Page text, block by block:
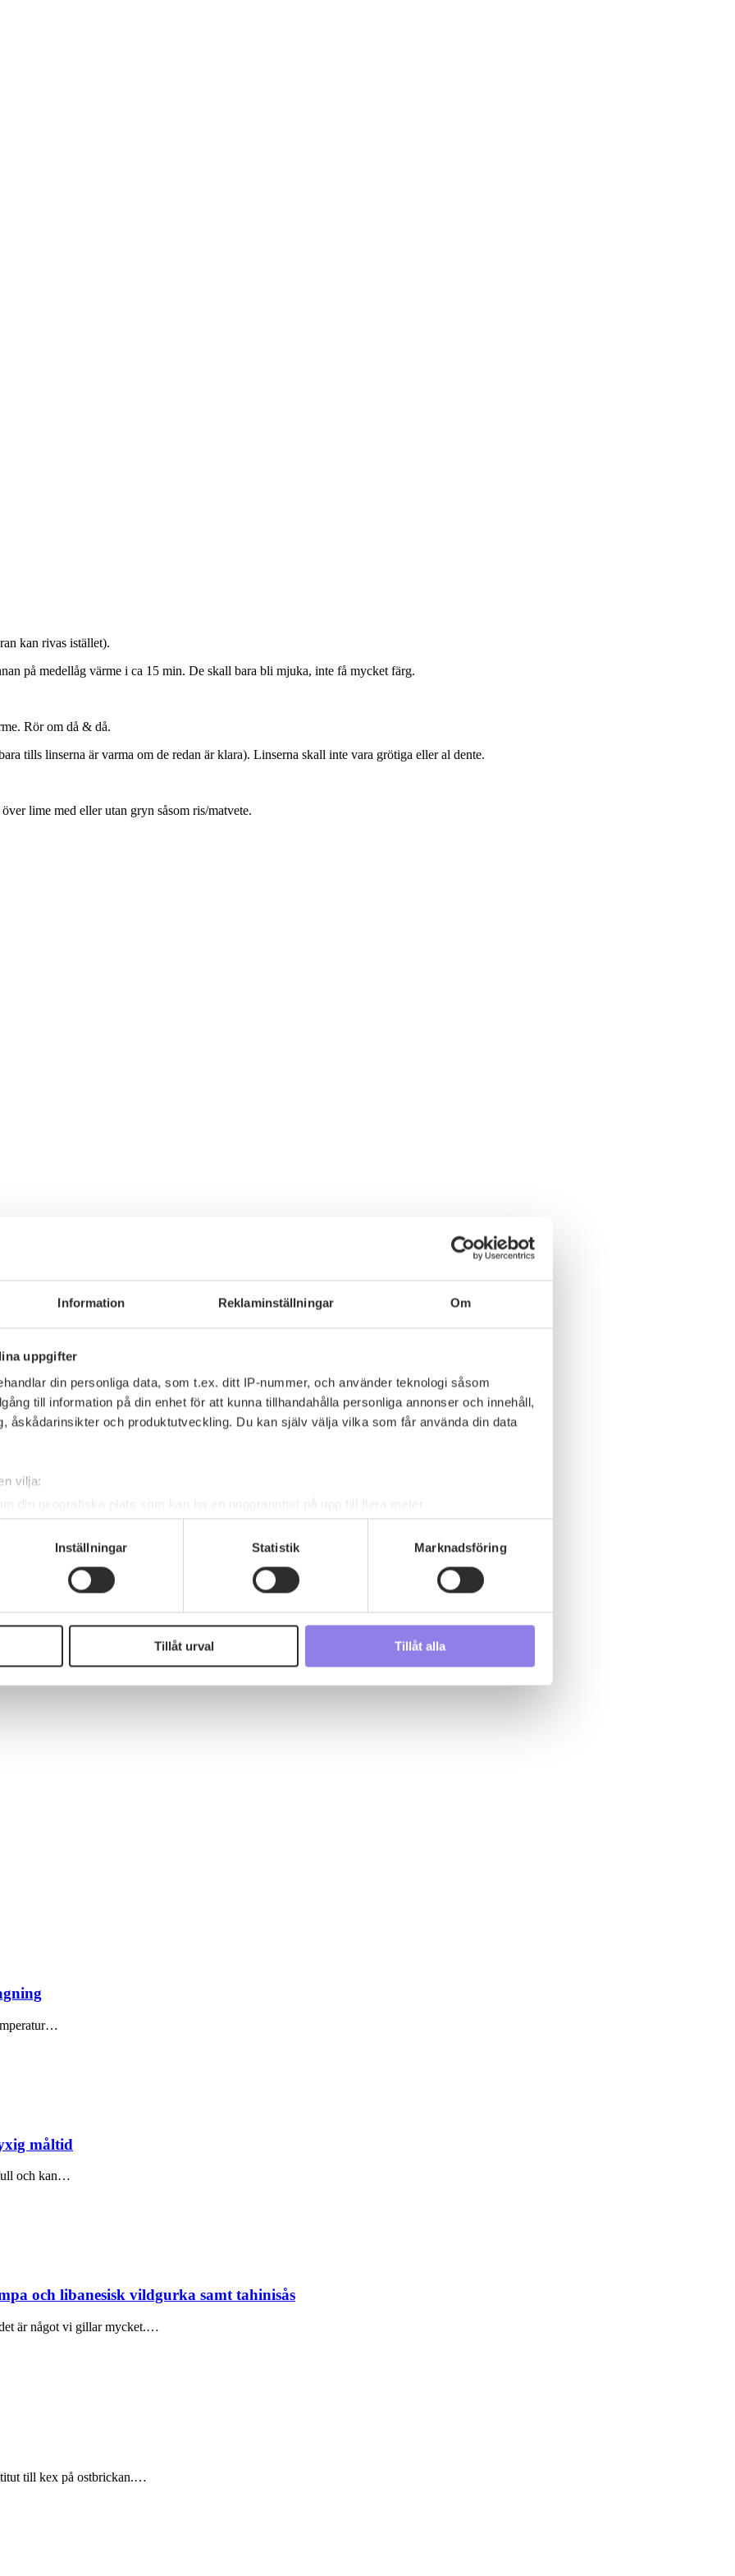
Information Reklaminställningar Om
uppgifter
din personliga data, som t.ex. ditt IP-nummer, och använder teknologi såsom
till information på din enhet för att kunna tillhandahålla personliga annonser och innehåll,
åskådarinsikter och produktutveckling. Du kan själv välja vilka som får använda din data
vilja:
din geografiska plats som kan ha en noggrannhet på upp till flera meter
att aktivt skanna den för specifika kännetecken (fingeravtryck)
uppgifter behandlas och ställ in dina preferenser i
detaljsektionen. Du kan ändra
när som helst från cookie-förklaringen.
intygar du att du är 25 år eller äldre.
för att anpassa innehållet och annonserna till användarna, tillhandahålla funktioner för
trafik. Vi vidarebefordrar även sådana identifierare och annan information från din enhet
har tillhandahållit eller som de har samlat in när du har använt deras tjänster.
Inställningar Statistik Marknadsföring
Tillåt urval Tillåt alla
kan rivas istället).
på medellåg värme i ca 15 min. De skall bara bli mjuka, inte få mycket färg.
Rör om då & då.
tills linserna är varma om de redan är klara). Linserna skall inte vara grötiga eller al dente.
lime med eller utan gryn såsom ris/matvete.
måltid
och kan…
och libanesisk vildgurka samt tahinisås
är något vi gillar mycket.…
till kex på ostbrickan.…